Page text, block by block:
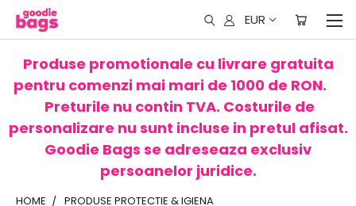
EUR
Produse promotionale cu livrare gratuita
pentru comenzi mai mari de 1000 de RON.
Preturile nu contin TVA. Costurile de
personalizare nu sunt incluse in pretul afisat.
Goodie Bags se adreseaza exclusiv
persoanelor juridice.
HOME
PRODUSE PROTECTIE & IGIENA